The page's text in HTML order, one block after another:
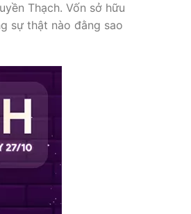
Thạch. Vốn sở hữu
sự thật nào đằng sao